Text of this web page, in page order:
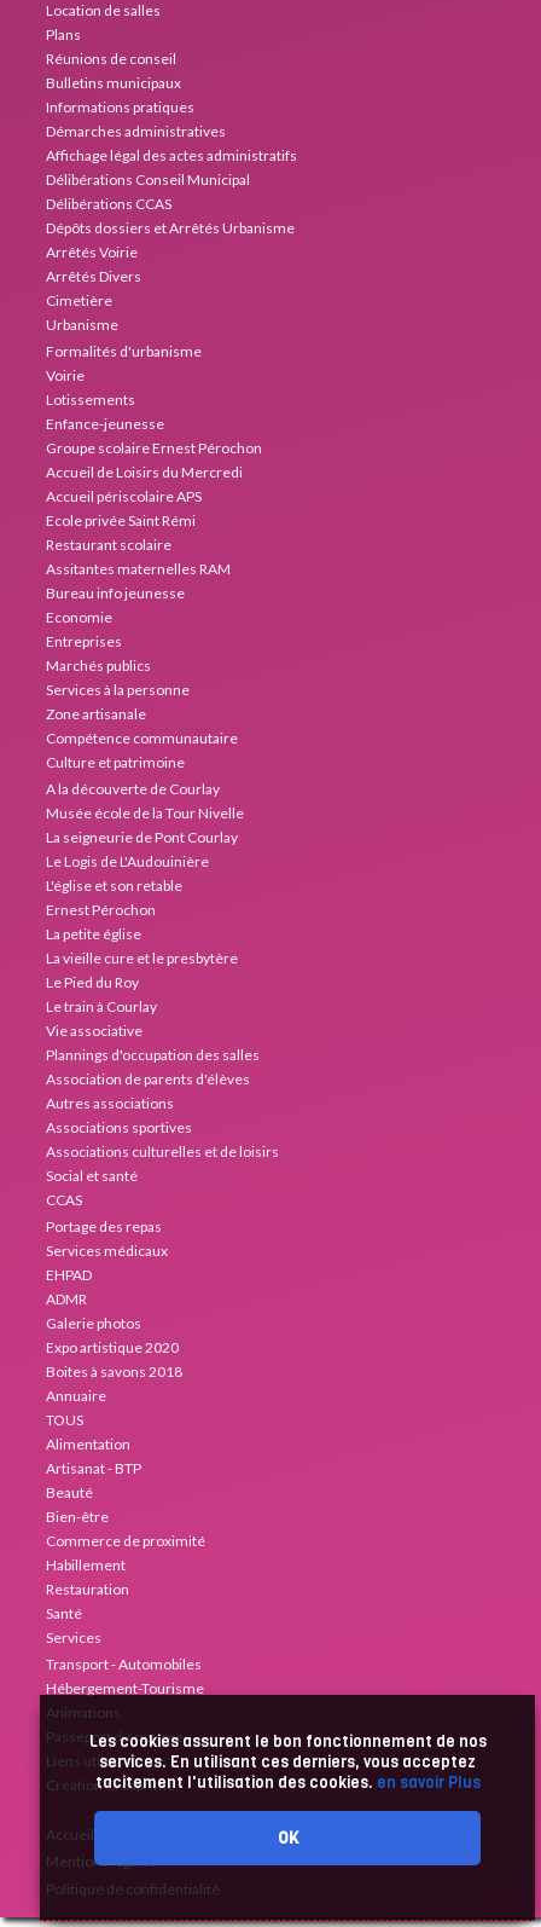
Les cookies assurent le bon fonctionnement de nos
services. En utilisant ces derniers, vous acceptez
tacitement l'utilisation des cookies. en savoir Plus
OK
Location de salles
Plans
Réunions de conseil
Bulletins municipaux
Informations pratiques
Démarches administratives
Affichage légal des actes administratifs
Délibérations Conseil Municipal
Délibérations CCAS
Dépôts dossiers et Arrêtés Urbanisme
Arrêtés Voirie
Arrêtés Divers
Cimetière
Urbanisme
Formalités d'urbanisme
Voirie
Lotissements
Enfance-jeunesse
Groupe scolaire Ernest Pérochon
Accueil de Loisirs du Mercredi
Accueil périscolaire APS
Ecole privée Saint Rémi
Restaurant scolaire
Assitantes maternelles RAM
Bureau info jeunesse
Economie
Entreprises
Marchés publics
Services à la personne
Zone artisanale
Compétence communautaire
Culture et patrimoine
A la découverte de Courlay
Musée école de la Tour Nivelle
La seigneurie de Pont Courlay
Le Logis de L'Audouinière
L'église et son retable
Ernest Pérochon
La petite église
La vieille cure et le presbytère
Le Pied du Roy
Le train à Courlay
Vie associative
Plannings d'occupation des salles
Association de parents d'élèves
Autres associations
Associations sportives
Associations culturelles et de loisirs
Social et santé
CCAS
Portage des repas
Services médicaux
EHPAD
ADMR
Galerie photos
Expo artistique 2020
Boites à savons 2018
Annuaire
TOUS
Alimentation
Artisanat - BTP
Beauté
Bien-être
Commerce de proximité
Habillement
Restauration
Santé
Services
Transport - Automobiles
Hébergement-Tourisme
Animations
Passeport du civisme
Liens utiles
Création Créaprime
Accueil
Mentions légales
Politique de confidentialité